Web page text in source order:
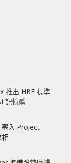
推出 HBF 標準
記憶體
塞入 Project